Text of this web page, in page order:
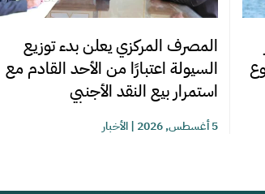
المصرف المركزي يعلن بدء توزيع
السيولة اعتبارًا من الأحد القادم مع
استمرار بيع النقد الأجنبي
5 أغسطس, 2026 |الأخبار